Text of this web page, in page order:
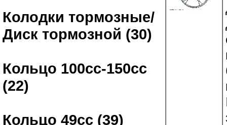
Колодки тормозные/
Диск тормозной (30)
Кольцо 100сс-150сс
(22)
Кольцо 49сс (39)